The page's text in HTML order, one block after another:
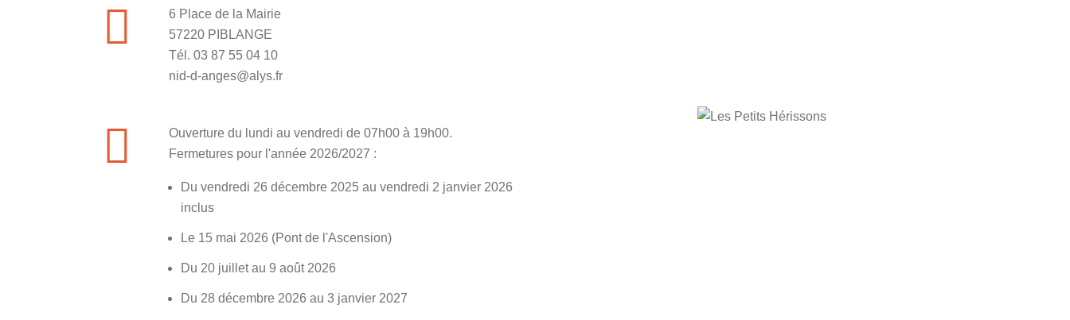
6 Place de la Mairie
57220 PIBLANGE
Tél. 03 87 55 04 10
nid-d-anges@alys.fr
Ouverture du lundi au vendredi de 07h00 à 19h00.
Fermetures pour l'année 2026/2027 :
Du vendredi 26 décembre 2025 au vendredi 2 janvier 2026
inclus
Le 15 mai 2026 (Pont de l'Ascension)
Du 20 juillet au 9 août 2026
Du 28 décembre 2026 au 3 janvier 2027